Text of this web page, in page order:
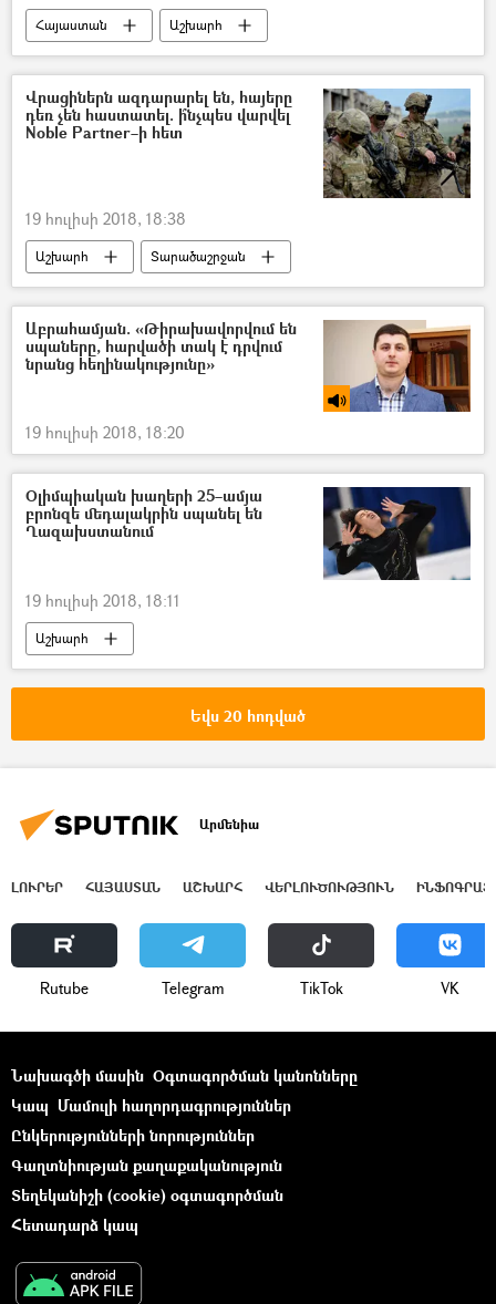
Հայաստան
Աշխարհ
Տնտեսություն
Ռուսաստան
Ռուբեն Վարդանյան
Վրացիներն ազդարարել են, հայերը
դեռ չեն հաստատել. ի՞նչպես վարվել
Noble Partner–ի հետ
19 հուլիսի 2018, 18:38
Աշխարհ
Տարածաշրջան
Վրաստանի Հանրապետություն
Աբրահամյան. «Թիրախավորվում են
սպաները, հարվածի տակ է դրվում
նրանց հեղինակությունը»
19 հուլիսի 2018, 18:20
Օլիմպիական խաղերի 25–ամյա
բրոնզե մեդալակրին սպանել են
Ղազախստանում
19 հուլիսի 2018, 18:11
Աշխարհ
Եվս 20 հոդված
Արմենիա
ԼՈՒՐԵՐ ՀԱՅԱՍՏԱՆ ԱՇԽԱՐՀ ՎԵՐԼՈՒԾՈՒԹՅՈՒՆ
Rutube Telegram ТikТоk VK
Նախագծի մասին Օգտագործման կանոնները
Կապ Մամուլի հաղորդագրություններ
Ընկերությունների նորություններ
Գաղտնիության քաղաքականություն
Տեղեկանիշի (cookie) օգտագործման
Հետադարձ կապ